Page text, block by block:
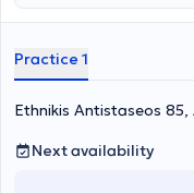
specifically, he manages
recurrent tonsillitis.
otolaryngological
at the clinic are
professionalism.
Practice 1
Ethnikis Antistaseos
Next availability